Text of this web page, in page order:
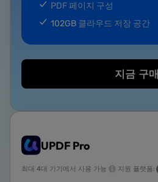
PDF 페이지 구성
102GB 클라우드 저장 공간
지금 구매
UPDF Pro
최대 4대 기기에서 사용 가능 지원 플랫폼: